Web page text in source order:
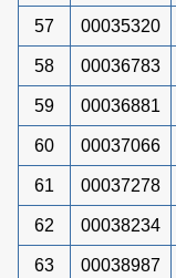
57 00035320
58 00036783
59 00036881
60 00037066
61 00037278
62 00038234
63 00038987